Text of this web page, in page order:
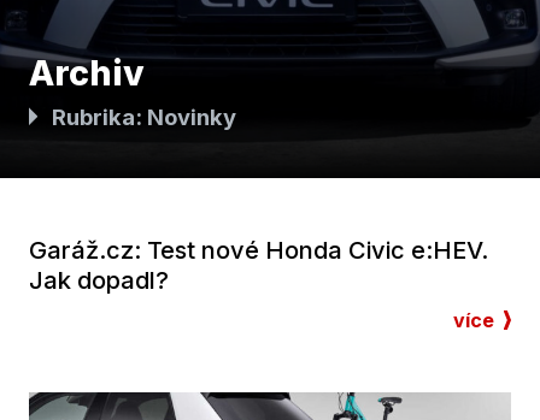
Archiv
Rubrika: Novinky
Garáž.cz: Test nové Honda Civic e:HEV.
Jak dopadl?
více